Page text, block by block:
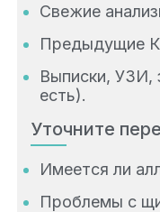
Свежие
Предыдущие
Выписки, УЗИ,
есть).
Уточните
Имеется ли
Проблемы с